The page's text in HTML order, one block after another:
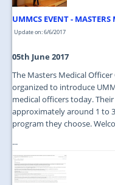
UMMCS EVENT -
Update on: 6/6/2017
05th June 2017
The Masters Medical
organized to introduce
medical officers today.
approximately around 1 to
program they choose.
...